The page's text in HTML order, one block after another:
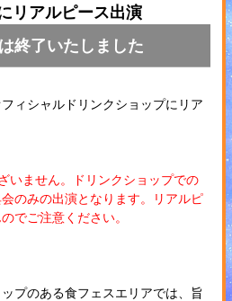
リアルピース出演
終了いたしました
ィシャルドリンクショップにリア
いません。ドリンクショップでの
のみの出演となります。リアルピ
でご注意ください。
プのある食フェスエリアでは、旨